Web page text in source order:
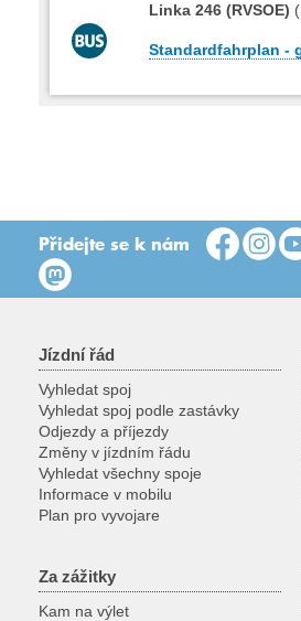
Linka 246 (RVSOE)
Standardfahrplan -
Přidejte se k nám
Jízdní řád
Vyhledat spoj
Vyhledat spoj podle zastávky
Odjezdy a příjezdy
Změny v jízdním řádu
Vyhledat všechny spoje
Informace v mobilu
Plan pro vyvojare
Za zážitky
Kam na výlet